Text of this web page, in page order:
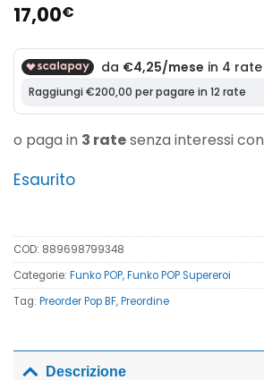
17,00€
o paga in 3 ratesenza interessi con
Esaurito
COD: 889698799348
Categorie: Funko POP,Funko POP Supereroi
Tag: Preorder Pop BF,Preordine
Descrizione